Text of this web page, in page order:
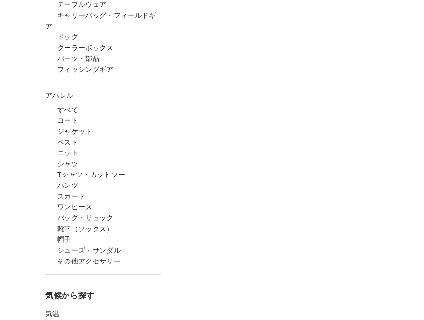
テーブルウェア
キャリーバッグ・フィールドギ
ア
ドッグ
クーラーボックス
パーツ・部品
フィッシングギア
アパレル
すべて
コート
ジャケット
ベスト
ニット
シャツ
Tシャツ・カットソー
パンツ
スカート
ワンピース
バッグ・リュック
靴下（ソックス）
帽子
シューズ・サンダル
その他アクセサリー
気候から探す
気温